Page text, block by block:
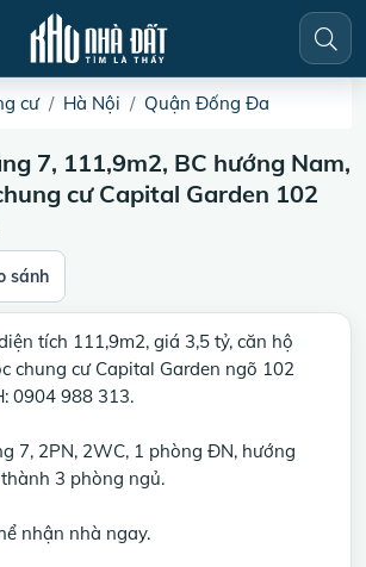
cư Hà Nội Quận Đống Đa
7, 111,9m2, BC hướng Nam,
cư Capital Garden 102
sánh
tích 111,9m2, giá 3,5 tỷ, căn hộ
chung cư Capital Garden ngõ 102
0904 988 313.
7, 2PN, 2WC, 1 phòng ĐN, hướng
3 phòng ngủ.
nhận nhà ngay.